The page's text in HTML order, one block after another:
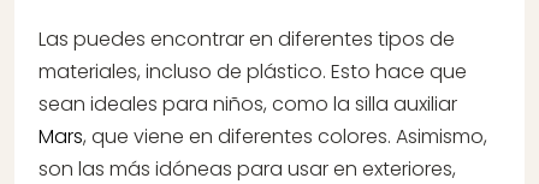
Las puedes encontrar en diferentes tipos de
materiales, incluso de plástico. Esto hace que
sean ideales para niños, como la silla auxiliar
Mars, que viene en diferentes colores. Asimismo,
son las más idóneas para usar en exteriores,